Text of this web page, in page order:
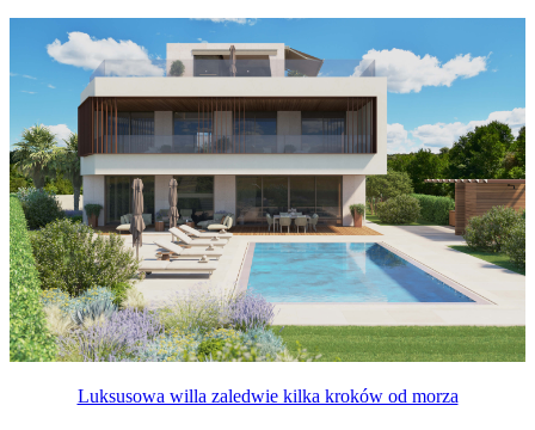
Luksusowa willa zaledwie kilka kroków od morza